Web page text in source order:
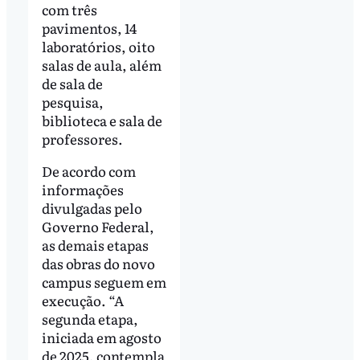
com três
pavimentos, 14
laboratórios, oito
salas de aula, além
de sala de
pesquisa,
biblioteca e sala de
professores.
De acordo com
informações
divulgadas pelo
Governo Federal,
as demais etapas
das obras do novo
campus seguem em
execução. “A
segunda etapa,
iniciada em agosto
de 2025, contempla